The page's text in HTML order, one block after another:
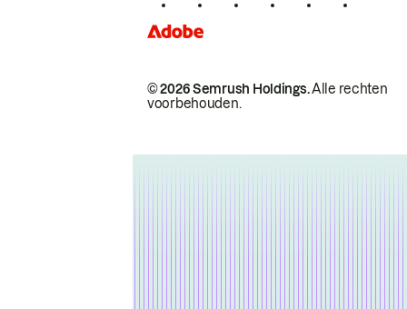
© 2026 Semrush Holdings.Alle rechten
voorbehouden.